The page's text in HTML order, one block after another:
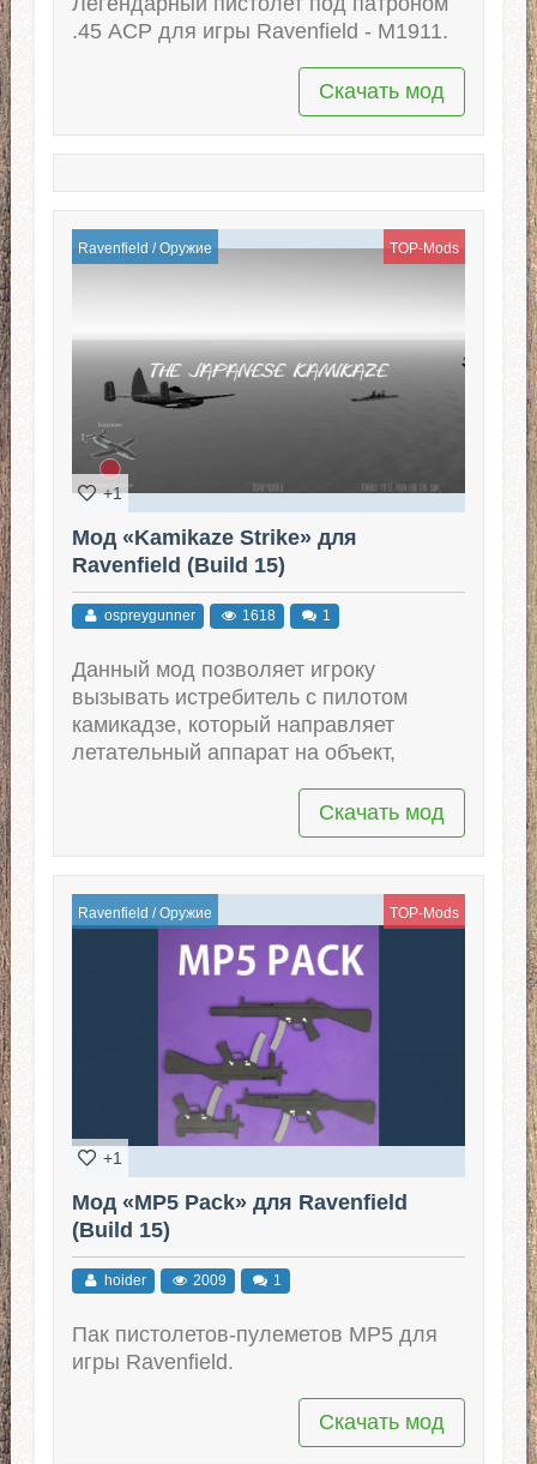
.45 ACP для игры Ravenfield - M1911.
Скачать мод
Ravenfield /Оружие TOP-Mods
+1
Мод «Kamikaze Strike» для
Ravenfield (Build 15)
ospreygunner 1618 1
Данный мод позволяет игроку
вызывать истребитель с пилотом
камикадзе, который направляет
летательный аппарат на объект,
Скачать мод
Ravenfield /Оружие TOP-Mods
+1
Мод «MP5 Pack» для Ravenfield
(Build 15)
hoider 2009 1
Пак пистолетов-пулеметов MP5 для
игры Ravenfield.
Скачать мод